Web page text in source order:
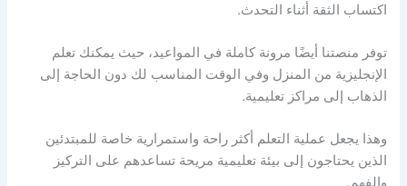
اكتساب الثقة أثناء التحدث.
توفر منصتنا أيضًا مرونة كاملة في المواعيد، حيث يمكنك تعلم
الإنجليزية من المنزل وفي الوقت المناسب لك دون الحاجة إلى
الذهاب إلى مراكز تعليمية.
وهذا يجعل عملية التعلم أكثر راحة واستمرارية خاصة للمبتدئين
الذين يحتاجون إلى بيئة تعليمية مريحة تساعدهم على التركيز